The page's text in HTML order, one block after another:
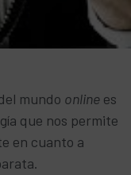
mundo online es
que nos permite
en cuanto a